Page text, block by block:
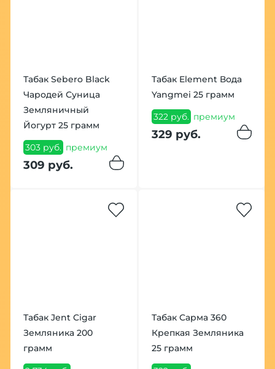
Табак Sebero Black
Чародей Суница
Земляничный
Йогурт 25 грамм
303 руб. премиум
309 руб.
Табак Element Вода
Yangmei 25 грамм
322 руб. премиум
329 руб.
Табак Jent Cigar
Земляника 200
грамм
Табак Сарма 360
Крепкая Земляника
25 грамм